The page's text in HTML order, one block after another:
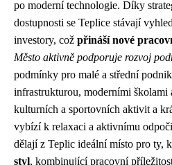
po moderní technologie. Díky
dostupnosti se Teplice stávají
investory, což přináší nové
Město aktivně podporuje rozvoj
podmínky pro malé a střední
infrastrukturou, moderními
kulturních a sportovních aktivit a
vybízí k relaxaci a aktivnímu
dělají z Teplic ideální místo pro ty,
styl, kombinující pracovní